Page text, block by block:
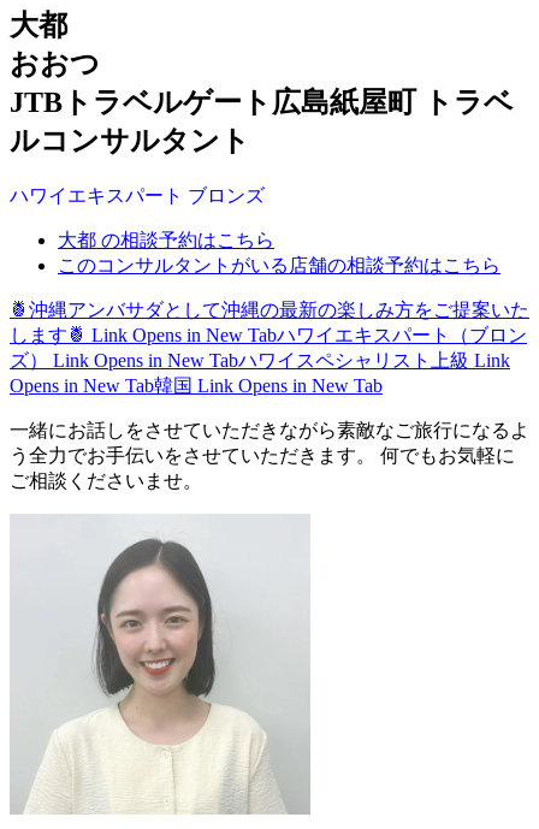
大都
おおつ
JTBトラベルゲート広島紙屋町 トラベ
ルコンサルタント
ハワイ エキスパート ブロンズ
大都 の相談予約はこちら
このコンサルタントがいる店舗の相談予約はこちら
🍍沖縄アンバサダとして沖縄の最新の楽しみ方をご提案いた
します🍍 Link Opens in New Tabハワイエキスパート（ブロン
ズ）
Link Opens in New Tabハワイスペシャリスト上級 Link
Opens in New Tab韓国 Link Opens in New Tab
一緒にお話しをさせていただきながら素敵なご旅行になるよ
う全力でお手伝いをさせていただきます。 何でもお気軽に
ご相談くださいませ。